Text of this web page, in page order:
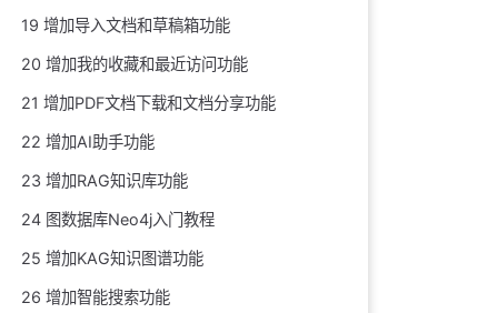
19 增加导入文档和草稿箱功能
20 增加我的收藏和最近访问功能
21 增加PDF文档下载和文档分享功能
22 增加AI助手功能
23 增加RAG知识库功能
24 图数据库Neo4j入门教程
25 增加KAG知识图谱功能
26 增加智能搜索功能